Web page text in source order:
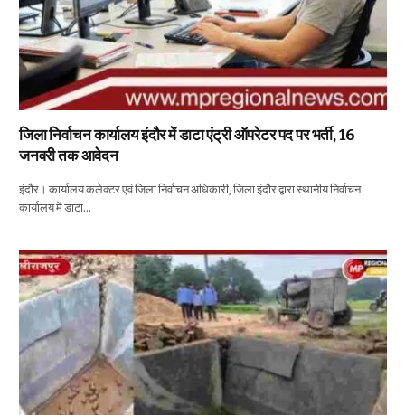
जिला निर्वाचन कार्यालय इंदौर में डाटा एंट्री ऑपरेटर पद पर भर्ती, 16
जनवरी तक आवेदन
इंदौर। कार्यालय कलेक्टर एवं जिला निर्वाचन अधिकारी, जिला इंदौर द्वारा स्थानीय निर्वाचन
कार्यालय में डाटा…